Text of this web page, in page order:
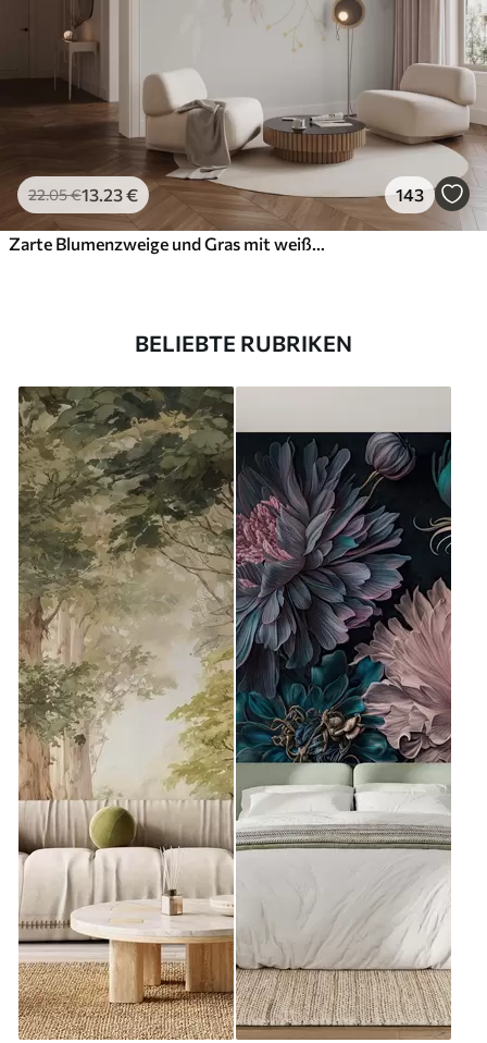
22.05€13 .23€ 143
BELIEBTE RUBRIKEN